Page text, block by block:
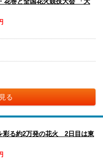
る
彩る約2万発の花火 2日目は東